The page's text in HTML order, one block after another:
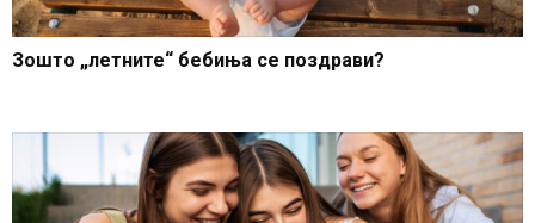
Зошто „летните“ бебиња се поздрави?